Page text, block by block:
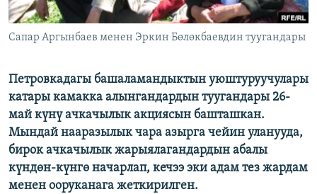
ЭЕ/АРнун бардык сайттары
Сапар Аргынбаев менен Эркин Бөлөкбаевдин туугандары
Петровкадагы башаламандыктын уюштуруучулары
катары камакка алынгандардын туугандары 26-
май күнү ачкачылык акциясын башташкан.
Мындай нааразылык чара азырга чейин уланууда,
бирок ачкачылык жарыялагандардын абалы
күндөн-күнгө начарлап, кечээ эки адам тез жардам
менен ооруканага жеткирилген.